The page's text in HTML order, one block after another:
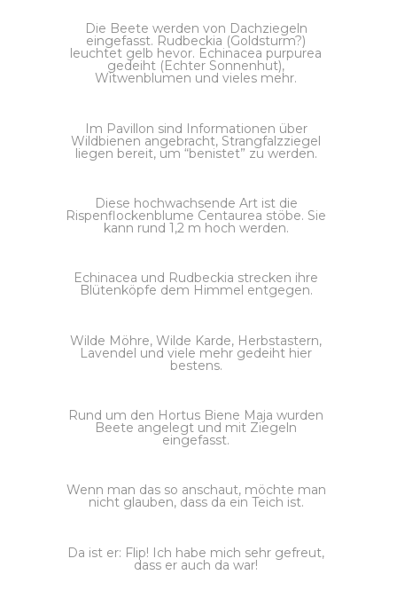
Die Beete werden von Dachziegeln
eingefasst. Rudbeckia (Goldsturm?)
leuchtet gelb hevor. Echinacea purpurea
gedeiht (Echter Sonnenhut),
Witwenblumen und vieles mehr.
Im Pavillon sind Informationen über
Wildbienen angebracht, Strangfalzziegel
liegen bereit, um “benistet” zu werden.
Diese hochwachsende Art ist die
Rispenflockenblume Centaurea stöbe. Sie
kann rund 1,2 m hoch werden.
Echinacea und Rudbeckia strecken ihre
Blütenköpfe dem Himmel entgegen.
Wilde Möhre, Wilde Karde, Herbstastern,
Lavendel und viele mehr gedeiht hier
bestens.
Rund um den Hortus Biene Maja wurden
Beete angelegt und mit Ziegeln
eingefasst.
Wenn man das so anschaut, möchte man
nicht glauben, dass da ein Teich ist.
Da ist er: Flip! Ich habe mich sehr gefreut,
dass er auch da war!